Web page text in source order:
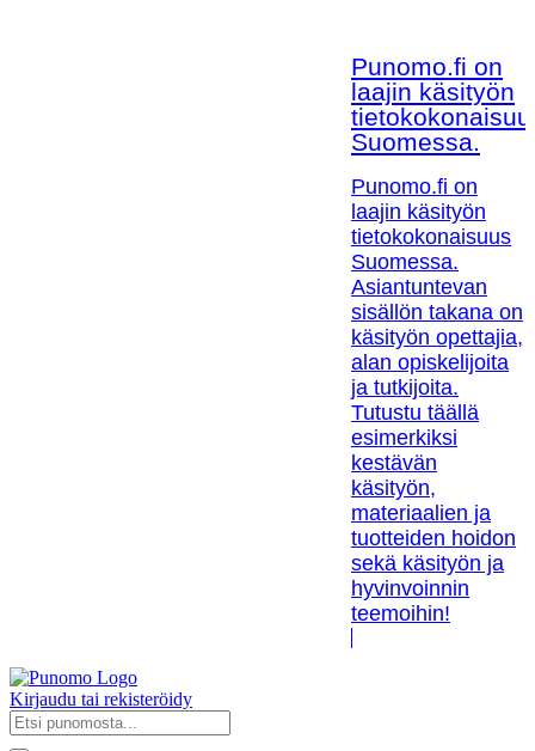
Punomo.fi on
laajin käsityön
Suomessa.
Punomo.fi on
laajin käsityön
tietokokonaisuus
Suomessa.
Asiantuntevan
sisällön takana on
käsityön opettajia,
alan opiskelijoita
ja tutkijoita.
Tutustu täällä
esimerkiksi
kestävän
käsityön,
materiaalien ja
tuotteiden hoidon
sekä käsityön ja
hyvinvoinnin
teemoihin!
Kirjaudu tai rekisteröidy
Search
...